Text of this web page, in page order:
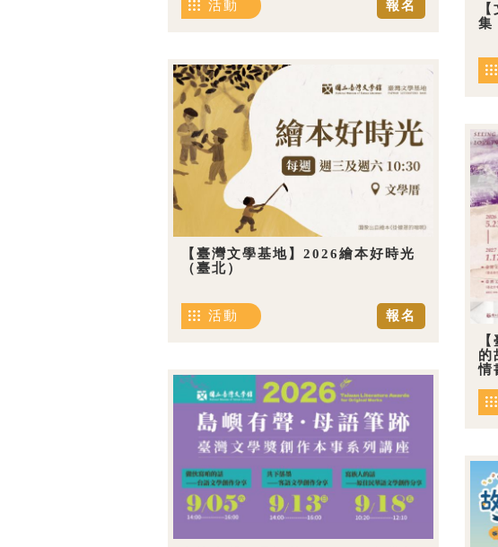
報名
活動
集
【臺灣文學基地】2026繪本好時光
（臺北）
報名
活動
的
情